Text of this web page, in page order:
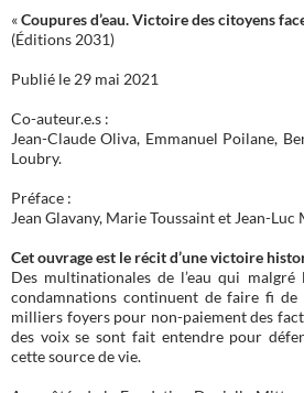
«Coupures d’eau. Victoire des citoyens
(Éditions 2031)
Publié le 29 mai 2021
Co-auteur.e.s :
Jean-Claude Oliva, Emmanuel Poilane,
Loubry.
Préface :
Jean Glavany, Marie Toussaint et Jean-Luc
Cet ouvrage est le récit d’une victoire
Des multinationales de l’eau qui
condamnations continuent de faire fi de
milliers foyers pour non-paiement des
des voix se sont fait entendre pour
cette source de vie.